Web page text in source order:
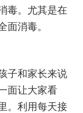
毒。尤其是在
面消毒。
子和家长来说
面让大家看
。利用每天接